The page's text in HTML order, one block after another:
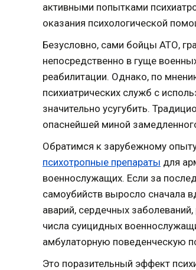
активными попытками
оказания психологической
Безусловно, сами бойцы АТО,
непосредственно в гуще
реабилитации. Однако, по
психиатрических служб с
значительно усугубить.
опаснейшей миной
Обратимся к зарубежному
психотропные препараты для
военнослужащих. Если за
самоубийств выросло сначала
аварий, сердечных
числа суицидных
амбулаторную поведенческую
Это поразительный эффект